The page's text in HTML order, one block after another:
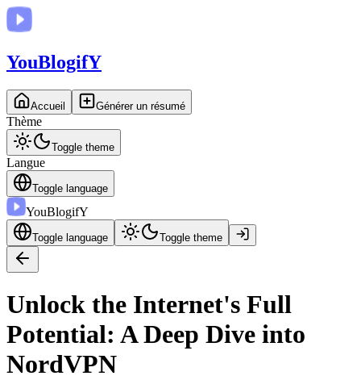
YouBlogifY
Accueil Générer un résumé
Thème
Toggle theme
Langue
Toggle language
YouBlogifY
Toggle language Toggle theme
Unlock the Internet's Full
Potential: A Deep Dive into
NordVPN